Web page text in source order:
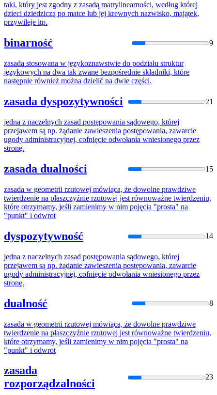
taki, który jest zgodny z zasadą matrylinearności, według której
dzieci dziedziczą po matce lub jej krewnych nazwisko, majątek,
przywileje itp.
binarność 9
zasada stosowana w językoznawstwie do podziału struktur
językowych na dwa tak zwane bezpośrednie składniki, które
następnie również można dzielić na dwie części.
zasada dyspozytywności 21
jedna z naczelnych zasad postępowania sądowego, której
przejawem są np. żądanie zawieszenia postępowania, zawarcie
ugody administracyjnej, cofnięcie odwołania wniesionego przez
stronę.
zasada dualności 15
zasada w geometrii rzutowej mówiąca, że dowolne prawdziwe
twierdzenie na płaszczyźnie rzutowej jest równoważne twierdzeniu,
które otrzymamy, jeśli zamienimy w nim pojęcia "prosta" na
"punkt" i odwrot
dyspozytywność 14
jedna z naczelnych zasad postępowania sądowego, której
przejawem są np. żądanie zawieszenia postępowania, zawarcie
ugody administracyjnej, cofnięcie odwołania wniesionego przez
stronę.
dualność 8
zasada w geometrii rzutowej mówiąca, że dowolne prawdziwe
twierdzenie na płaszczyźnie rzutowej jest równoważne twierdzeniu,
które otrzymamy, jeśli zamienimy w nim pojęcia "prosta" na
"punkt" i odwrot
zasada
rozporządzalności
23